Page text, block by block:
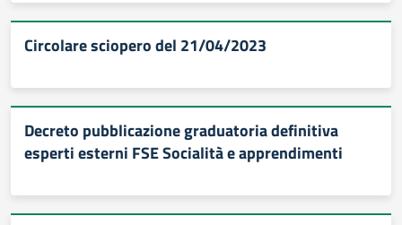
Circolare sciopero del 21/04/2023
Decreto pubblicazione graduatoria definitiva
esperti esterni FSE Socialità e apprendimenti